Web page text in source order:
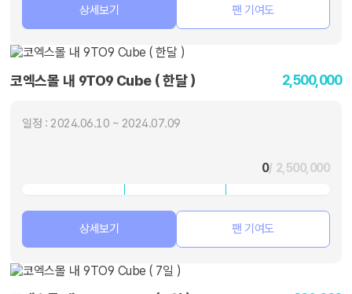
상세보기 팬 기여도
코엑스몰 내 9TO9 Cube ( 한달 ) 2,500,000
일정 : 2024.06.10 ~ 2024.07.09
0/ 2,500,000
상세보기 팬 기여도